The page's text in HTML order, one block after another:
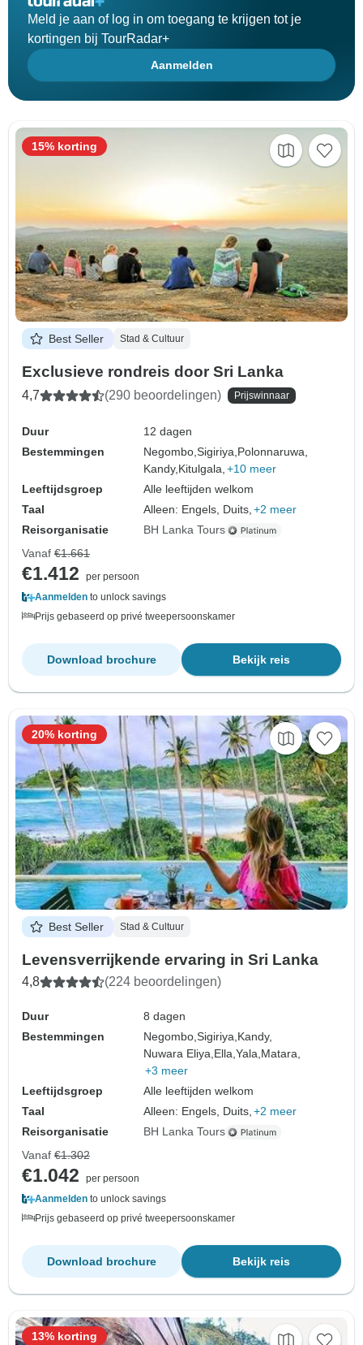
Meld je aan of log in om toegang te krijgen tot je
kortingen bij TourRadar+
Aanmelden
Best Seller Stad & Cultuur
Exclusieve rondreis door Sri Lanka
4,7 (290 beoordelingen) Prijswinnaar
Duur
12 dagen
Bestemmingen
Negombo,Sigiriya,Polonnaruwa,
Kandy,Kitulgala, +10 meer
Leeftijdsgroep
Alle leeftijden welkom
Taal
Alleen: Engels, Duits, +2 meer
Reisorganisatie
BH Lanka Tours
15% korting
Vanaf €1.661
€1.412
per persoon
Aanmelden to unlock savings
Prijs gebaseerd op privé tweepersoonskamer
Bekijk reis
Download brochure
Best Seller Stad & Cultuur
Levensverrijkende ervaring in Sri Lanka
4,8 (224 beoordelingen)
Duur
8 dagen
Bestemmingen
Negombo,Sigiriya,Kandy,
Nuwara Eliya,Ella,Yala,Matara,
+3 meer
Leeftijdsgroep
Alle leeftijden welkom
Taal
Alleen: Engels, Duits, +2 meer
Reisorganisatie
BH Lanka Tours
20% korting
Vanaf €1.302
€1.042
per persoon
Aanmelden to unlock savings
Prijs gebaseerd op privé tweepersoonskamer
Bekijk reis
Download brochure
13% korting